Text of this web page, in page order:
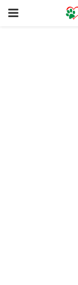
PRIMARY